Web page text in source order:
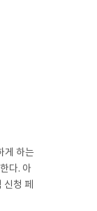
게 하는
다. 아
청 페